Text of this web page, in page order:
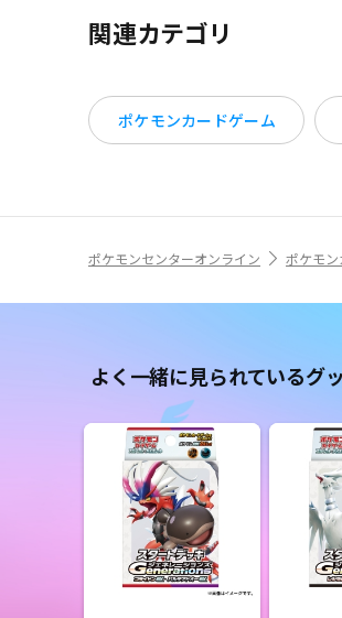
関連カテゴリ
ポケモンカードゲーム
ポケモンセンターオンライン ポケモ
よく一緒に見られているグ